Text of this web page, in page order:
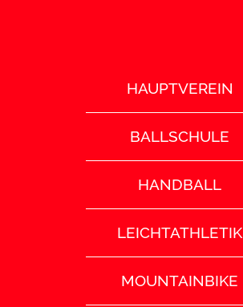
HAUPTVEREIN
BALLSCHULE
HANDBALL
LEICHTATHLETIK
MOUNTAINBIKE